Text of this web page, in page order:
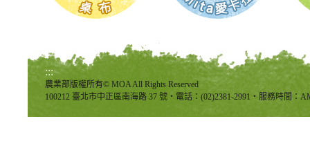
:::
農業部版權所有© MOA All Rights Reserved
100212 臺北市中正區南海路 37 號‧電話：(02)2381-2991‧服務時間：